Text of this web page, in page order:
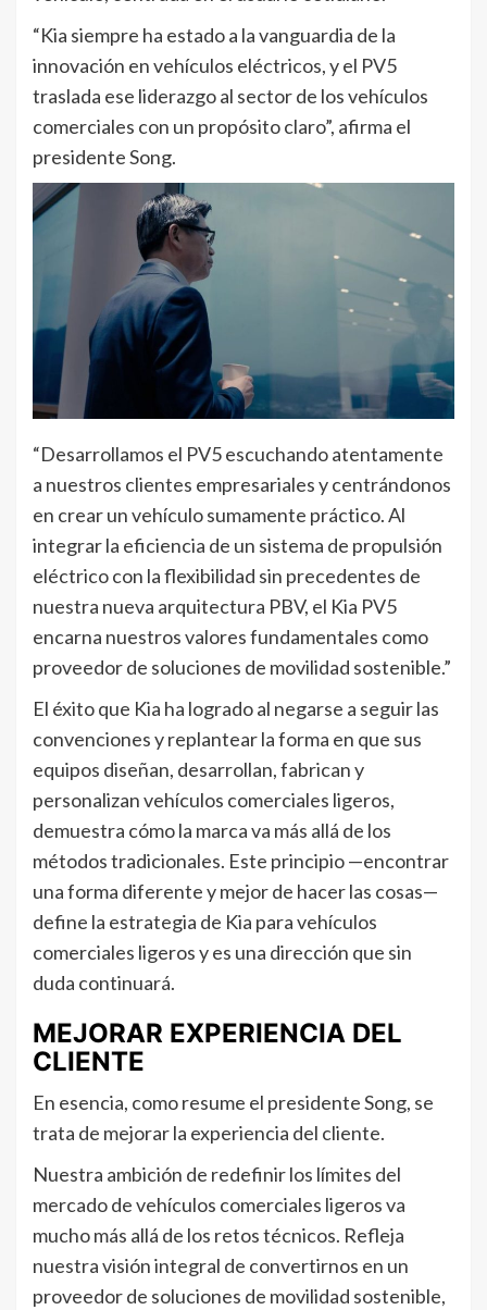
“Kia siempre ha estado a la vanguardia de la
innovación en vehículos eléctricos, y el PV5
traslada ese liderazgo al sector de los vehículos
comerciales con un propósito claro”, afirma el
presidente Song.
“Desarrollamos el PV5 escuchando atentamente
a nuestros clientes empresariales y centrándonos
en crear un vehículo sumamente práctico. Al
integrar la eficiencia de un sistema de propulsión
eléctrico con la flexibilidad sin precedentes de
nuestra nueva arquitectura PBV, el Kia PV5
encarna nuestros valores fundamentales como
proveedor de soluciones de movilidad sostenible.”
El éxito que Kia ha logrado al negarse a seguir las
convenciones y replantear la forma en que sus
equipos diseñan, desarrollan, fabrican y
personalizan vehículos comerciales ligeros,
demuestra cómo la marca va más allá de los
métodos tradicionales. Este principio —encontrar
una forma diferente y mejor de hacer las cosas—
define la estrategia de Kia para vehículos
comerciales ligeros y es una dirección que sin
duda continuará.
MEJORAR EXPERIENCIA DEL
CLIENTE
En esencia, como resume el presidente Song, se
trata de mejorar la experiencia del cliente.
Nuestra ambición de redefinir los límites del
mercado de vehículos comerciales ligeros va
mucho más allá de los retos técnicos. Refleja
nuestra visión integral de convertirnos en un
proveedor de soluciones de movilidad sostenible,